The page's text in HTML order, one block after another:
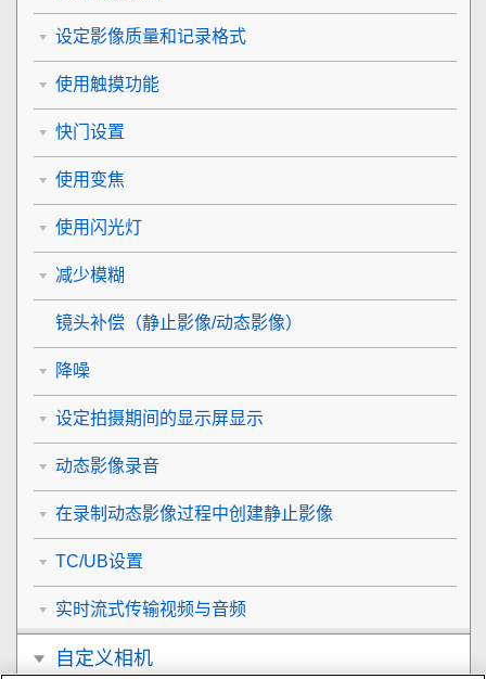
设定影像质量和记录格式
使用触摸功能
快门设置
使用变焦
使用闪光灯
减少模糊
镜头补偿 （静止影像/动态影像）
降噪
设定拍摄期间的显示屏显示
动态影像录音
在录制动态影像过程中创建静止影像
TC/UB设置
实时流式传输视频与音频
自定义相机